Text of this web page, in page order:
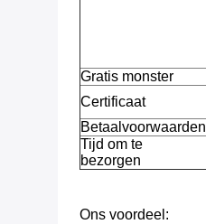
Gratis monster
Certificaat
Betaalvoorwaarden
Tijd om te
bezorgen
Ons voordeel: